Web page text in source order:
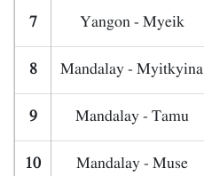
7 Yangon - Myeik
8 Mandalay - Myitkyina
9 Mandalay - Tamu
10 Mandalay - Muse